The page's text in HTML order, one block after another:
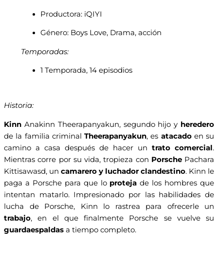
Productora: iQIYI
Género: Boys Love, Drama, acción
Temporadas:
1 Temporada, 14 episodios
Historia:
Kinn Anakinn Theerapanyakun, segundo hijo y heredero
de la familia criminal Theerapanyakun, es atacado en su
camino a casa después de hacer un trato comercial.
Mientras corre por su vida, tropieza con Porsche Pachara
Kittisawasd, un camarero y luchador clandestino. Kinn le
paga a Porsche para que lo protejade los hombres que
intentan matarlo. Impresionado por las habilidades de
lucha de Porsche, Kinn lo rastrea para ofrecerle un
trabajo, en el que finalmente Porsche se vuelve su
guardaespaldas a tiempo completo.